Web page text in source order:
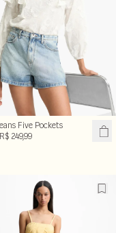
Five Pockets
R$ 249,99